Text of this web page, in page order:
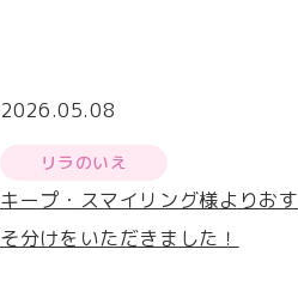
2026.05.08
リラのいえ
キープ・スマイリング様よりおす
そ分けをいただきました！